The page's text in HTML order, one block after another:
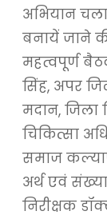
अभियान
बनायें जाने
महत्वपूर्ण
सिंह, अपर
मदान, जिला
चिकित्सा
समाज
अर्थ एवं
निरीक्षक